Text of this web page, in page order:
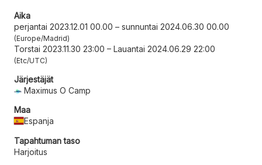
Aika
perjantai 2023.12.01 00.00 – sunnuntai 2024.06.30 00.00
Europe/Madrid
Torstai 2023.11.30 23:00 – Lauantai 2024.06.29 22:00
Etc/UTC
Järjestäjät
Maximus O Camp
Maa
Espanja
Tapahtuman taso
Harjoitus